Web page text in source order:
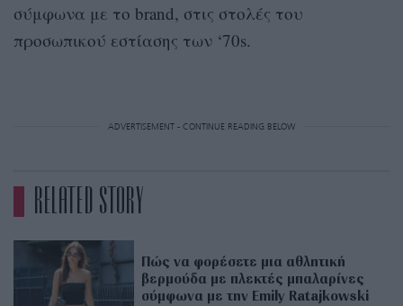
σύμφωνα με το brand, στις στολές του
προσωπικού εστίασης των ‘70s.
ADVERTISEMENT - CONTINUE READING BELOW
RELATED STORY
Πώς να φορέσετε μια αθλητική
βερμούδα με πλεκτές μπαλαρίνες
σύμφωνα με την Emily Ratajkowski